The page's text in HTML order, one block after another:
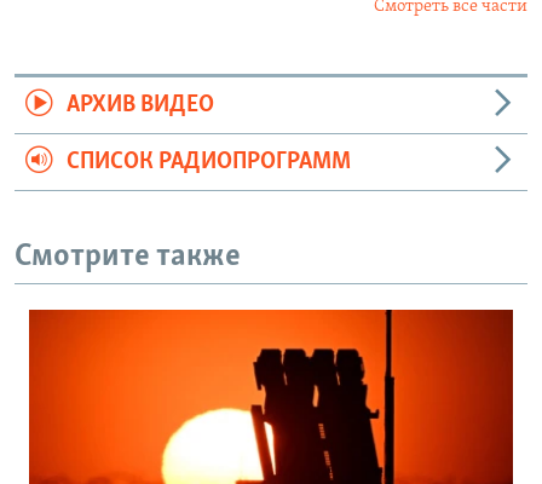
Смотреть все части
АРХИВ ВИДЕО
СПИСОК РАДИОПРОГРАММ
Смотрите также